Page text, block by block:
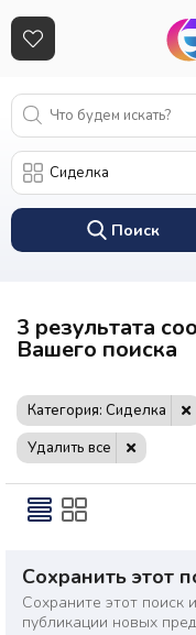
Поиск
3 результата
Вашего поиска
Категория: Сиделка
Удалить все
Сохранить этот
Сохраните этот поиск
публикации новых